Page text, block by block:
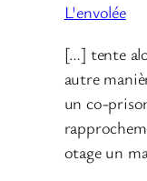
L'envolée
[…] tente
autre
un co-
otage un